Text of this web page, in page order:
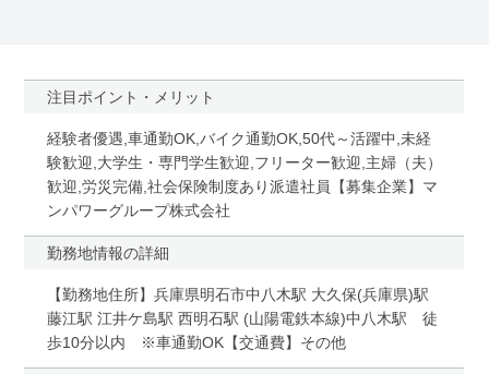
注目ポイント・メリット
経験者優遇,車通勤OK,バイク通勤OK,50代～活躍中,未経
験歓迎,大学生・専門学生歓迎,フリーター歓迎,主婦（夫）
歓迎,労災完備,社会保険制度あり派遣社員【募集企業】マ
ンパワーグループ株式会社
勤務地情報の詳細
【勤務地住所】兵庫県明石市中八木駅 大久保(兵庫県)駅
藤江駅 江井ケ島駅 西明石駅 (山陽電鉄本線)中八木駅 徒
歩10分以内 ※車通勤OK【交通費】その他